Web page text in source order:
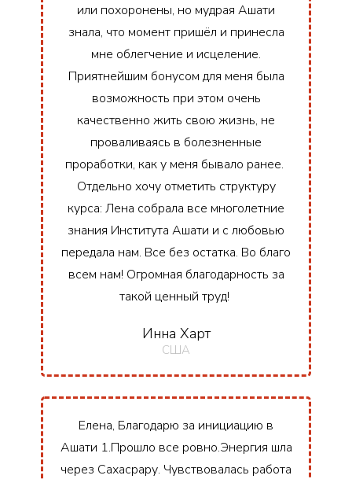
или похоронены, но мудрая Ашати
знала, что момент пришёл и принесла
мне облегчение и исцеление.
Приятнейшим бонусом для меня была
возможность при этом очень
качественно жить свою жизнь, не
проваливаясь в болезненные
проработки, как у меня бывало ранее.
Отдельно хочу отметить структуру
курса: Лена собрала все многолетние
знания Института Ашати и с любовью
передала нам. Все без остатка. Во благо
всем нам! Огромная благодарность за
такой ценный труд!
Инна Харт
США
Елена, Благодарю за инициацию в
Ашати 1.Прошло все ровно.Энергия шла
через Сахасрару. Чувствовалась работа